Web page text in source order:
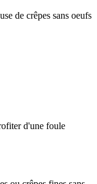
de crêpes sans oeufs
d'une foule